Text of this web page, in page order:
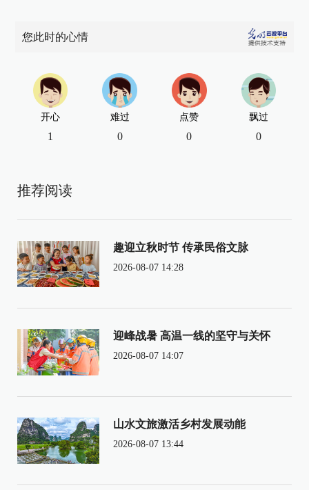
您此时的心情
开心
1
难过
0
点赞
0
飘过
0
推荐阅读
趣迎立秋时节 传承民俗文脉
2026-08-07 14:28
迎峰战暑 高温一线的坚守与关怀
2026-08-07 14:07
山水文旅激活乡村发展动能
2026-08-07 13:44